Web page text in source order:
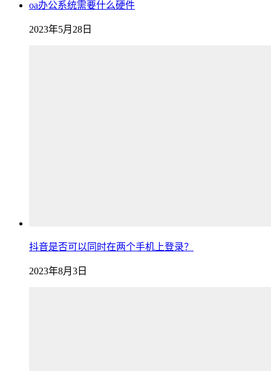
oa办公系统需要什么硬件
2023年5月28日
抖音是否可以同时在两个手机上登录？
2023年8月3日